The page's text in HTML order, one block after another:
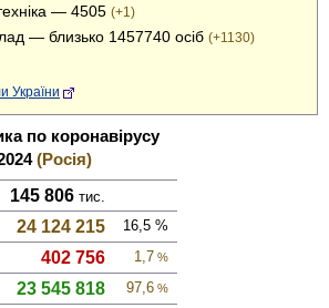
— 4505 (+1)
— близько 1457740 осіб (+1130)
України
по коронавірусу
(Росія)
145 806 тис.
24 124 215 16,5 %
402 756 1,7 %
23 545 818 97,6 %